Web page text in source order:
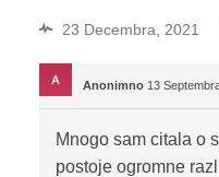
23 Decembra, 2021
Anonimno 13
Mnogo sam citala o
postoje ogromne